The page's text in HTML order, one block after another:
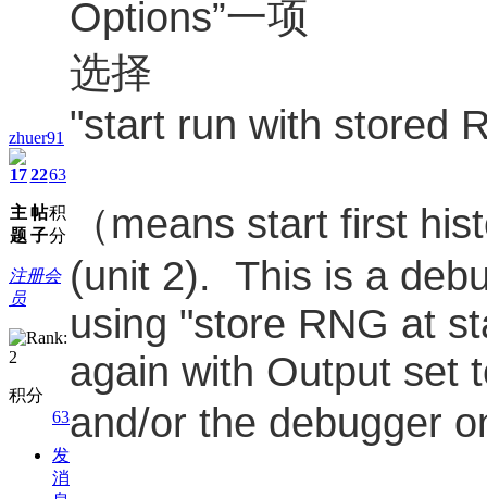
zhuer91
17
主
题
22
帖
子
63
积
分
注册会
员
积分
63
发
消
Options”一项
选择
"start run with stored
（means start first
(unit 2). This is a
using "store RNG at
again with Output set
and/or the debugger